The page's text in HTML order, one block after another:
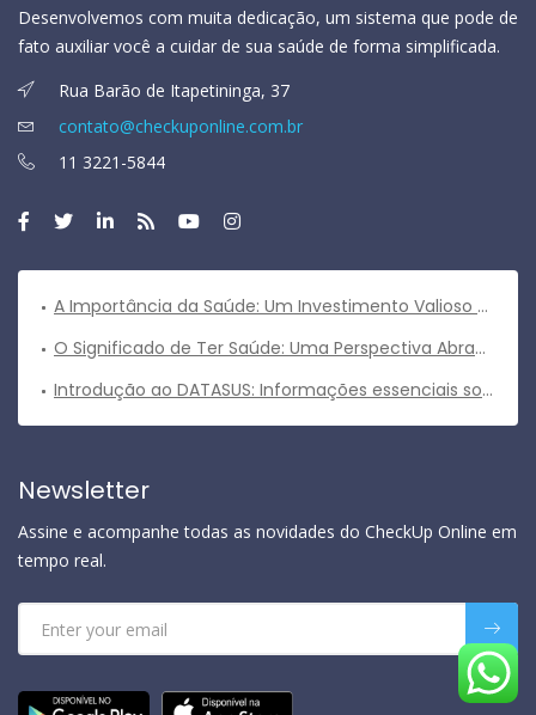
Desenvolvemos com muita dedicação, um sistema que pode de
fato auxiliar você a cuidar de sua saúde de forma simplificada.
Rua Barão de Itapetininga, 37
contato@checkuponline.com.br
11 3221-5844
A Importância da Saúde: Um Investimento Valioso para uma Vida Plena
O Significado de Ter Saúde: Uma Perspectiva Abrangente
Introdução ao DATASUS: Informações essenciais sobre o sistema de informações em saúde do Brasil
Newsletter
Assine e acompanhe todas as novidades do CheckUp Online em
tempo real.